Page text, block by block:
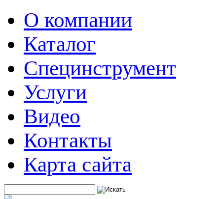
О компании
Каталог
Специнструмент
Услуги
Видео
Контакты
Карта сайта